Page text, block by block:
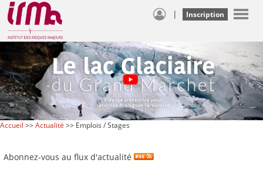
| Inscription
Accueil >>Actualité >> Emplois / Stages
Abonnez-vous au flux d'actualité